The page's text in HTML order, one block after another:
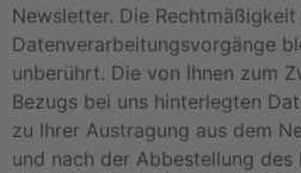
Newsletter. Die
Datenverarbeitungsvorgänge
unberührt. Die von Ihnen zum
Bezugs bei uns hinterlegten
zu Ihrer Austragung aus dem
und nach der Abbestellung